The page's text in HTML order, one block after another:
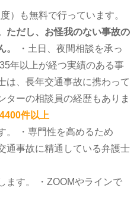
）も無料で行っています。
ただし、お怪我のない事故の
。
・土日、夜間相談を承っ
年以上が経つ実績のある事
は、長年交通事故に携わって
ターの相談員の経歴もありま
件以上
。
・専門性を高めるため
通事故に精通している弁護士
ます。
・ZOOMやラインで